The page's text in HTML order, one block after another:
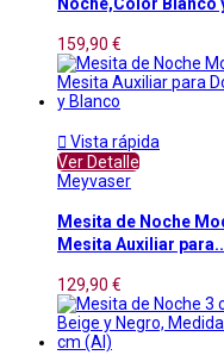
Noche,Color Blanco
159,90 €
 Vista rápida
Ver Detalle
Meyvaser
Mesita de Noche
Mesita Auxiliar
129,90 €